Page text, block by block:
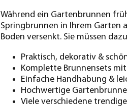
Während ein Gartenbrunnen
Springbrunnen in Ihrem Garten
Boden versenkt. Sie müssen
Praktisch, dekorativ &
Komplette Brunnensets
Einfache Handhabung &
Hochwertige
Viele verschiedene